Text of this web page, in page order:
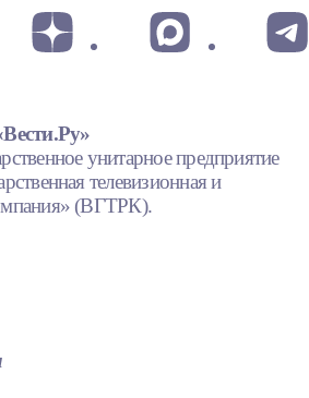
унитарное предприятие
телевизионная и
(ВГТРК).